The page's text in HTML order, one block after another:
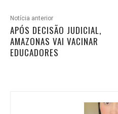
Notícia anterior
APÓS DECISÃO JUDICIAL,
AMAZONAS VAI VACINAR
EDUCADORES